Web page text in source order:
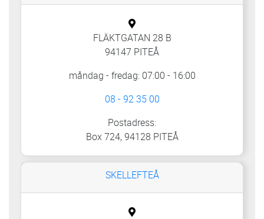
FLÄKTGATAN 28 B
94147 PITEÅ
måndag - fredag: 07:00 - 16:00
08 - 92 35 00
Postadress:
Box 724, 94128 PITEÅ
SKELLEFTEÅ